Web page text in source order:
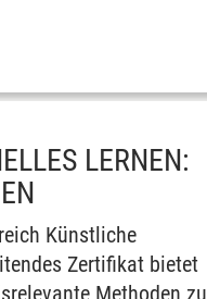
LERNEN:
Künstliche
Zertifikat bietet
Methoden zu